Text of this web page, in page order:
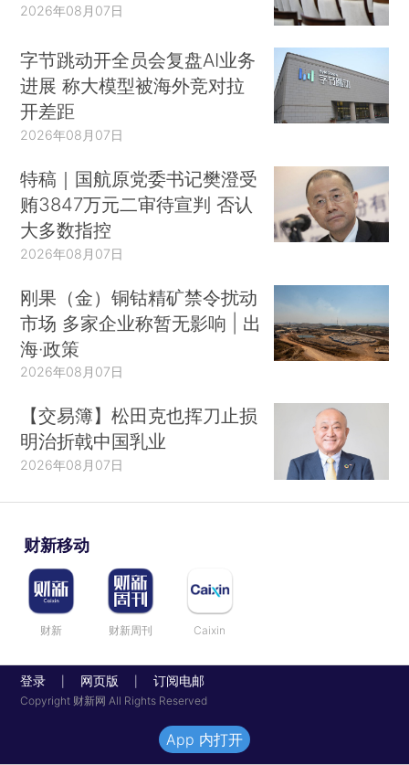
2026年08月07日
字节跳动开全员会复盘AI业务
进展 称大模型被海外竞对拉
开差距
2026年08月07日
特稿｜国航原党委书记樊澄受
贿3847万元二审待宣判 否认
大多数指控
2026年08月07日
刚果（金）铜钴精矿禁令扰动
市场 多家企业称暂无影响 | 出
海·政策
2026年08月07日
【交易簿】松田克也挥刀止损
明治折戟中国乳业
2026年08月07日
财新移动
财新 财新周刊 Caixin
登录 网页版 订阅电邮
Copyright 财新网 All Rights Reserved
App 内打开